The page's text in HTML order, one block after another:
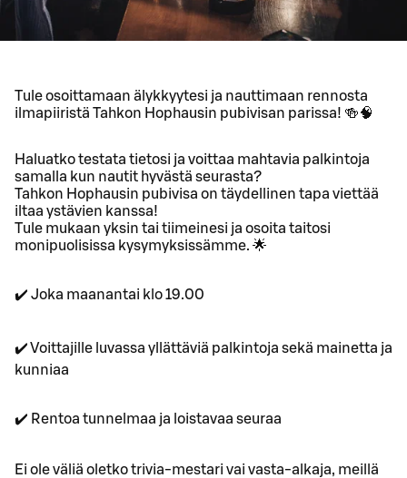
Tule osoittamaan älykkyytesi ja nauttimaan rennosta
ilmapiiristä Tahkon Hophausin pubivisan parissa! 🍻🧠
Haluatko testata tietosi ja voittaa mahtavia palkintoja
samalla kun nautit hyvästä seurasta?
Tahkon Hophausin pubivisa on täydellinen tapa viettää
iltaa ystävien kanssa!
Tule mukaan yksin tai tiimeinesi ja osoita taitosi
monipuolisissa kysymyksissämme. 🌟
✔️ Joka maanantai klo 19.00
✔️ Voittajille luvassa yllättäviä palkintoja sekä mainetta ja
kunniaa
✔️ Rentoa tunnelmaa ja loistavaa seuraa
Ei ole väliä oletko trivia-mestari vai vasta-alkaja, meillä